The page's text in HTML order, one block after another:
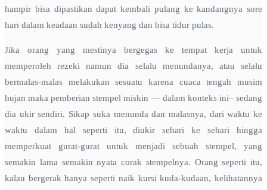
hampir bisa dipastikan dapat kembali pulang ke kandangnya sore
hari dalam keadaan sudah kenyang dan bisa tidur pulas.
Jika orang yang mestinya bergegas ke tempat kerja untuk
memperoleh rezeki namun dia selalu menundanya, atau selalu
bermalas-malas melakukan sesuatu karena cuaca tengah musim
hujan maka pemberian stempel miskin — dalam konteks ini– sedang
dia ukir sendiri. Sikap suka menunda dan malasnya, dari waktu ke
waktu dalam hal seperti itu, diukir sehari ke sehari hingga
memperkuat gurat-gurat untuk menjadi sebuah stempel, yang
semakin lama semakin nyata corak stempelnya. Orang seperti itu,
kalau bergerak hanya seperti naik kursi kuda-kudaan, kelihatannya